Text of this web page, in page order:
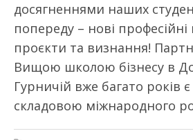
досягненнями наших
попереду – нові
проєкти та визнання!
Вищою школою бізнесу в
Гурничій вже багато років
складовою міжнародного